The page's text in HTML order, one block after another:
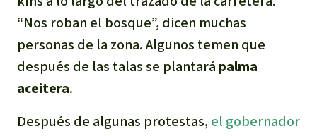
“Nos roban el bosque”, dicen muchas
personas de la zona. Algunos temen que
después de las talas se plantará palma
aceitera.
Después de algunas protestas, el gobernador